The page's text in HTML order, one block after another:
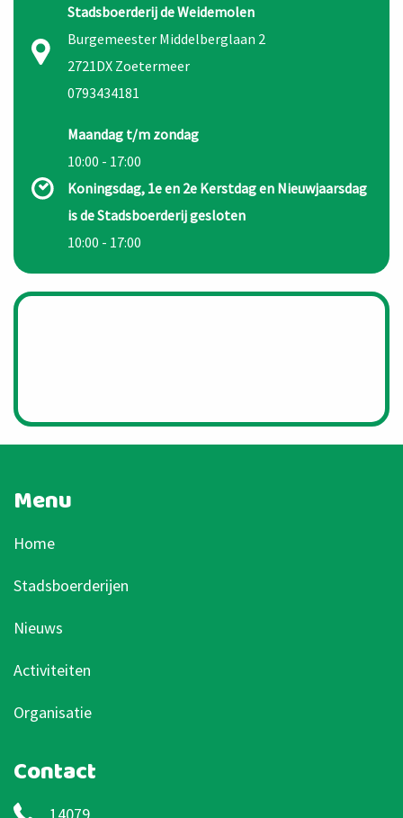
Stadsboerderij de Weidemolen
Burgemeester Middelberglaan 2
2721DX Zoetermeer
0793434181
Maandag t/m zondag
10:00 - 17:00
Koningsdag, 1e en 2e Kerstdag en Nieuwjaarsdag
is de Stadsboerderij gesloten
10:00 - 17:00
Menu
Home
Stadsboerderijen
Nieuws
Activiteiten
Organisatie
Contact
14079